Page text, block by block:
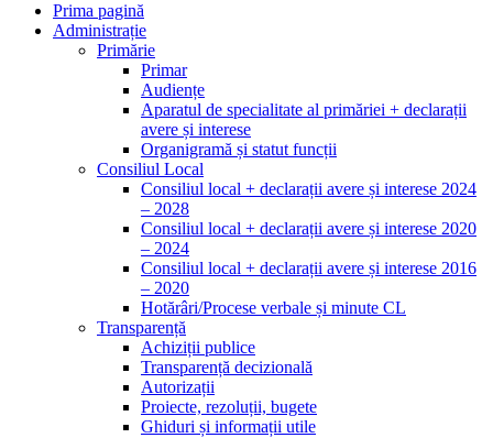
Prima pagină
Administrație
Primărie
Primar
Audiențe
Aparatul de specialitate al primăriei + declarații
avere și interese
Organigramă și statut funcții
Consiliul Local
Consiliul local + declarații avere și interese 2024
– 2028
Consiliul local + declarații avere și interese 2020
– 2024
Consiliul local + declarații avere și interese 2016
– 2020
Hotărâri/Procese verbale și minute CL
Transparență
Achiziții publice
Transparență decizională
Autorizații
Proiecte, rezoluții, bugete
Ghiduri și informații utile